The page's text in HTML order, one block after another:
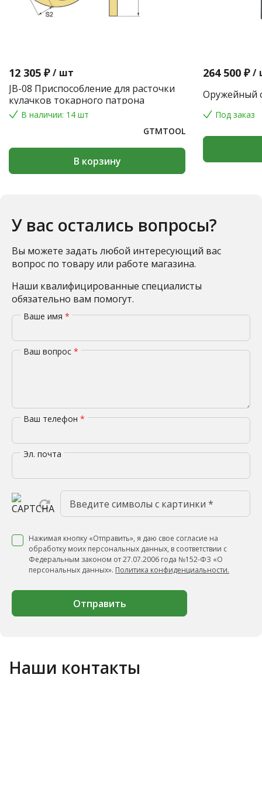
12 305 ₽ / шт
JB-08 Приспособление для расточки
кулачков токарного патрона
В наличии: 14 шт
GTMTOOL
В корзину
264 500 ₽ /
Оружейный
Под заказ
У вас остались вопросы?
Вы можете задать любой интересующий вас
вопрос по товару или работе магазина.
Наши квалифицированные специалисты
обязательно вам помогут.
Ваше имя *
Ваш вопрос *
Ваш телефон *
Эл. почта
Нажимая кнопку «Отправить», я даю свое согласие на
обработку моих персональных данных, в соответствии с
Федеральным законом от 27.07.2006 года №152-ФЗ «О
персональных данных». Политика конфиденциальности.
Отправить
Наши контакты